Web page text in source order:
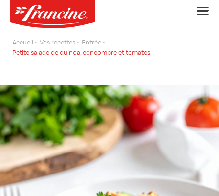
Accueil Vos recettes
Entrée
Petite salade de quinoa, concombre et tomates